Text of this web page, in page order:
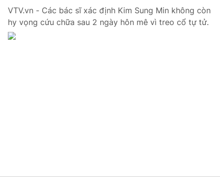
Xã hội
VTV.vn - Các bác sĩ xác định Kim Sung Min không còn
hy vọng cứu chữa sau 2 ngày hôn mê vì treo cổ tự tử.